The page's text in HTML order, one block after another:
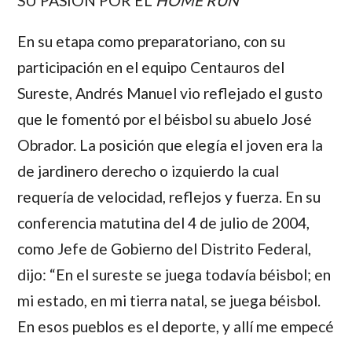
En su etapa como preparatoriano, con su
participación en el equipo Centauros del
Sureste,Andrés Manuel vio reflejado el gusto
que le fomentó por el béisbol su abuelo José
Obrador. La posición que elegía el joven era la
de jardinero derecho o izquierdo la cual
requería de velocidad, reflejos y fuerza. En su
conferencia matutina del 4 de julio de 2004,
como Jefe de Gobierno del Distrito Federal,
dijo: “En el sureste se juega todavía béisbol; en
mi estado, en mi tierra natal, se juega béisbol.
En esos pueblos es el deporte, y allí me empecé